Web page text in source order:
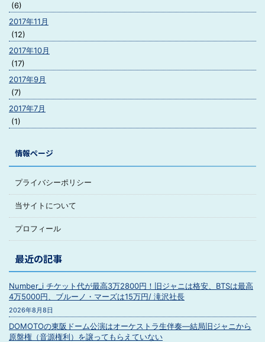
(6)
2017年11月
(12)
2017年10月
(17)
2017年9月
(7)
2017年7月
(1)
情報ページ
プライバシーポリシー
当サイトについて
プロフィール
最近の記事
Number_i チケット代が最高3万2800円！旧ジャニは格安、BTSは最高
4万5000円、ブルーノ・マーズは15万円/ 滝沢社長
2026年8月8日
DOMOTOの東阪ドーム公演はオーケストラ生伴奏―結局旧ジャニから
原盤権（音源権利）を譲ってもらえていない